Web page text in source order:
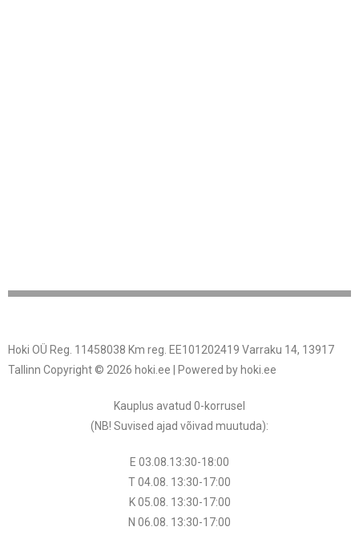
Hoki OÜ Reg. 11458038 Km reg. EE101202419 Varraku 14, 13917
Tallinn Copyright © 2026 hoki.ee | Powered by hoki.ee
Kauplus avatud 0-korrusel
(NB! Suvised ajad võivad muutuda):
E 03.08.13:30-18:00
T 04.08. 13:30-17:00
K 05.08. 13:30-17:00
N 06.08. 13:30-17:00